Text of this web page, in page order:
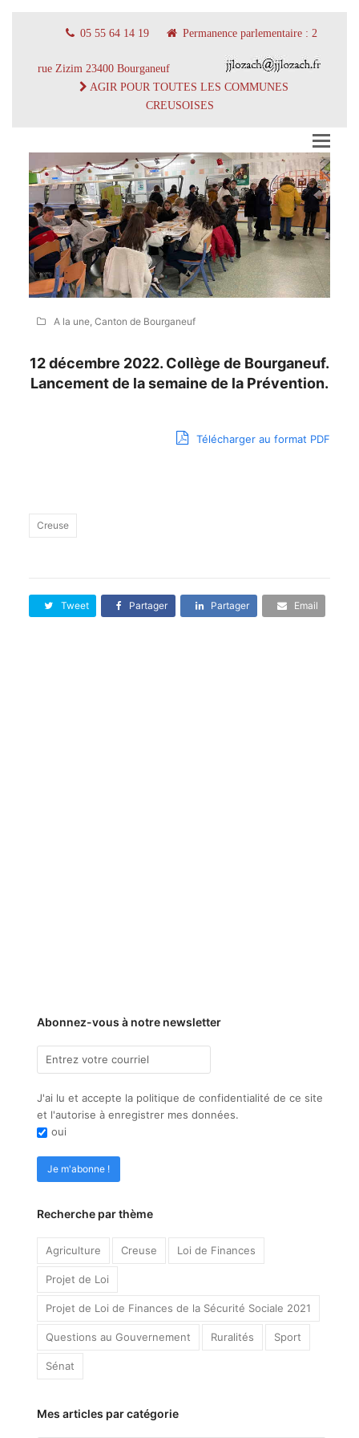
05 55 64 14 19 Permanence parlementaire : 2
rue Zizim 23400 Bourganeuf
AGIR POUR TOUTES LES COMMUNES
CREUSOISES
A la une, Canton de Bourganeuf
12 décembre 2022. Collège de Bourganeuf.
Lancement de la semaine de la Prévention.
Télécharger au format PDF
Creuse
Tweet Partager Partager Email
Abonnez-vous à notre newsletter
J'ai lu et accepte la politique de confidentialité de ce site
et l'autorise à enregistrer mes données.
oui
Recherche par thème
Agriculture Creuse Loi de Finances
Projet de Loi
Projet de Loi de Finances de la Sécurité Sociale 2021
Questions au Gouvernement Ruralités Sport
Sénat
Mes articles par catégorie